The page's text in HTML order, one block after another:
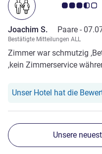
Note
Joachim S. Paare -
Bestätigte Mitteilungen ALL
Zimmer war schmutzig
,kein Zimmerservice
Unser Hotel hat die
Unsere